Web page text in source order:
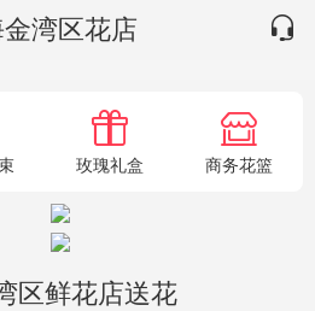
湾区花店
玫瑰礼盒 商务花篮
区鲜花店送花